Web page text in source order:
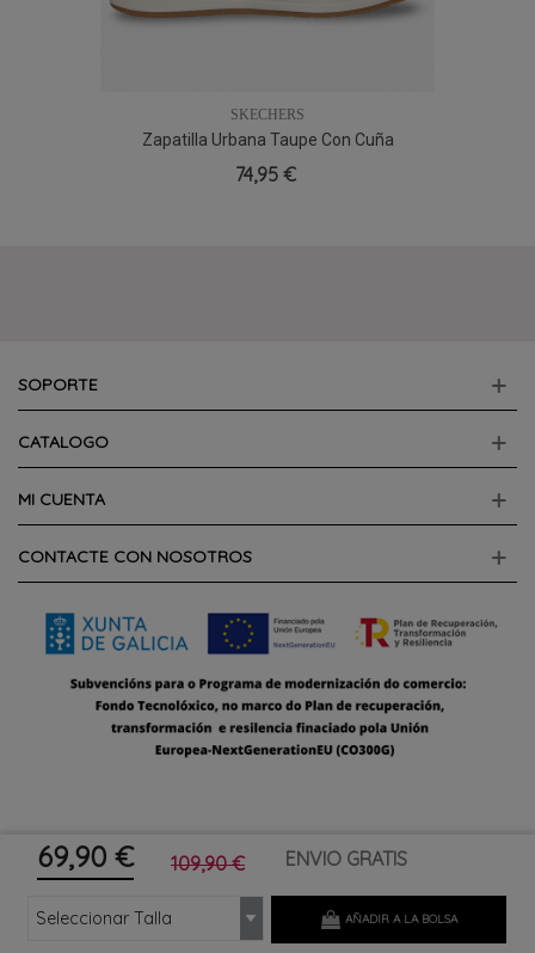
69,90 € 109,90 € ENVIO GRATIS
AÑADIR A LA BOLSA
SKECHERS
Zapatilla Urbana Taupe Con Cuña
SKECHERS 177331 Billion 2 Winning
Streak
74,95 €
SOPORTE
CATALOGO
MI CUENTA
CONTACTE CON NOSOTROS